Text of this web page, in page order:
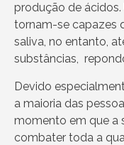
produção de
tornam-se capazes
saliva, no entanto,
substâncias,
Devido
a maioria das
momento em que a
combater toda a